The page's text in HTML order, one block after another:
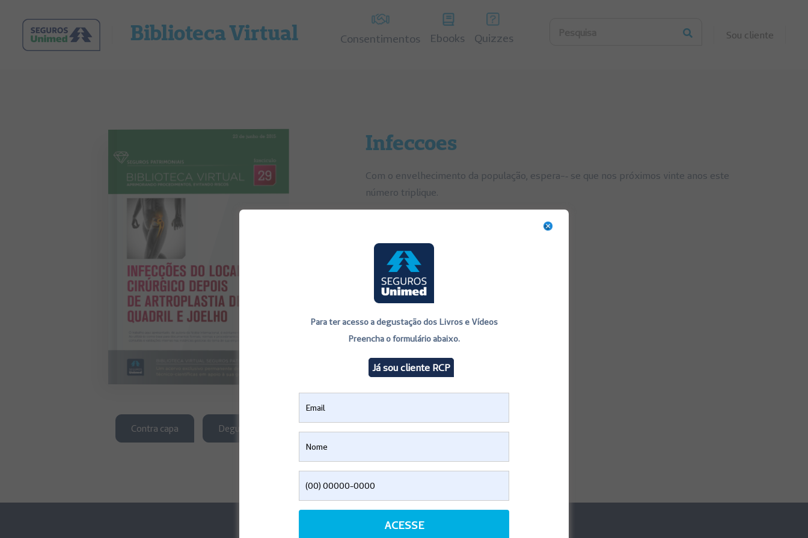
Biblioteca Virtual Consentimentos Ebooks Quizzes Sou cliente
Contra capa Degustação
Infeccoes
Com o envelhecimento da população, espera-­‐ se que nos próximos vinte anos este
número triplique.
Para ter acesso a degustação dos Livros e Vídeos
Preencha o formulário abaixo.
Já sou cliente RCP